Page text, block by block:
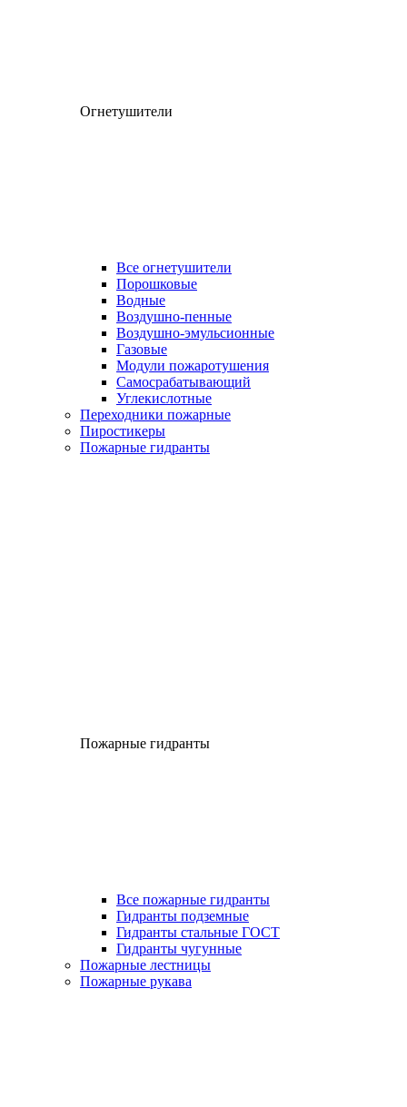
Огнетушители
Все огнетушители
Порошковые
Водные
Воздушно-пенные
Воздушно-эмульсионные
Газовые
Модули пожаротушения
Самосрабатывающий
Углекислотные
Переходники пожарные
Пиростикеры
Пожарные гидранты
Пожарные гидранты
Все пожарные гидранты
Гидранты подземные
Гидранты стальные ГОСТ
Гидранты чугунные
Пожарные лестницы
Пожарные рукава